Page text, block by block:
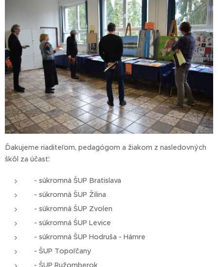
Ďakujeme riaditeľom, pedagógom a žiakom z nasledovných
škôl za účasť:
- súkromná ŠUP Bratislava
- súkromná ŠUP Žilina
- súkromná ŠUP Zvolen
- súkromná ŠUP Levice
- súkromná ŠUP Hodruša - Hámre
- ŠUP Topoľčany
- ŠUP Ružomberok